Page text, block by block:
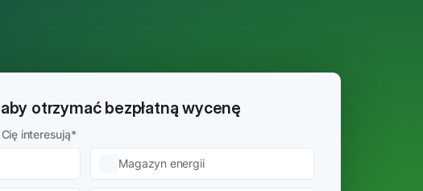
otrzymać bezpłatną wycenę
interesują*
Magazyn energii